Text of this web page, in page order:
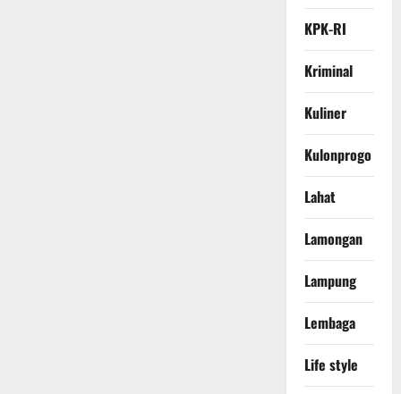
KPK-RI
Kriminal
Kuliner
Kulonprogo
Lahat
Lamongan
Lampung
Lembaga
Life style